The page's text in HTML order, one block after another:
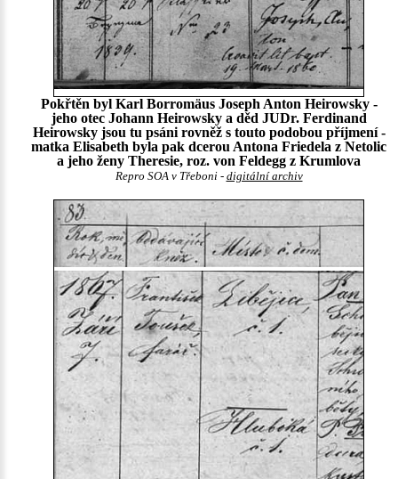
Pokřtěn byl Karl Borromäus Joseph Anton Heirowsky -
jeho otec Johann Heirowsky a děd JUDr. Ferdinand
Heirowsky jsou tu psáni rovněž s touto podobou příjmení -
matka Elisabeth byla pak dcerou Antona Friedela z Netolic
a jeho ženy Theresie, roz. von Feldegg z Krumlova
Repro SOA v Třeboni - digitální archiv